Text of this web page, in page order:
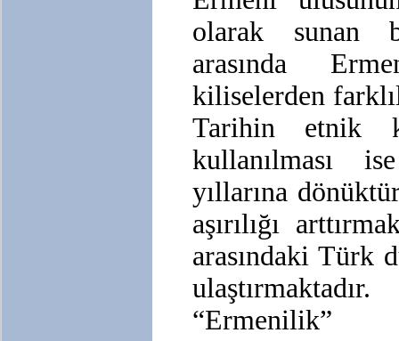
olarak sunan
arasında
kiliselerden
Tarihin etnik
kullanılması
yıllarına
aşırılığı
arasındaki Türk
“Ermenilik”